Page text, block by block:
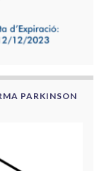
PARKINSON